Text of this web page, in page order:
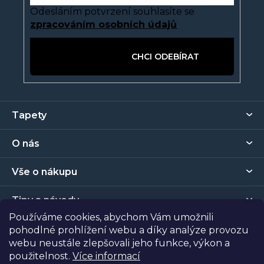
Používáme cookies, abychom Vám umožnili
pohodlné prohlížení webu a díky analýze provozu
webu neustále zlepšovali jeho funkce, výkon a
použitelnost. Více informací
p
i
s
Odesláním potvrzení souhlasíte se
zpracováním osobních údajů
a
í
Tapety
O nás
Vše o nákupu
Tipy a návody
Kontakt